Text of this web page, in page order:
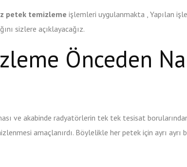
petek temizleme işlemleri uygulanmakta , Yapılan
sizlere açıklayacağız.
Önceden
ve akabinde radyatörlerin tek tek tesisat
amaçlanırdı. Böylelikle her petek için ayrı ayrı